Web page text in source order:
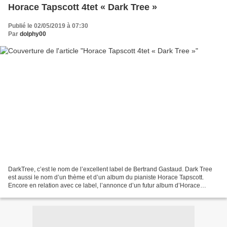
Horace Tapscott 4tet « Dark Tree »
Publié le 02/05/2019 à 07:30
Par dolphy00
DarkTree, c’est le nom de l’excellent label de Bertrand Gastaud. Dark Tree
est aussi le nom d’un thème et d’un album du pianiste Horace Tapscott.
Encore en relation avec ce label, l’annonce d’un futur album d’Horace